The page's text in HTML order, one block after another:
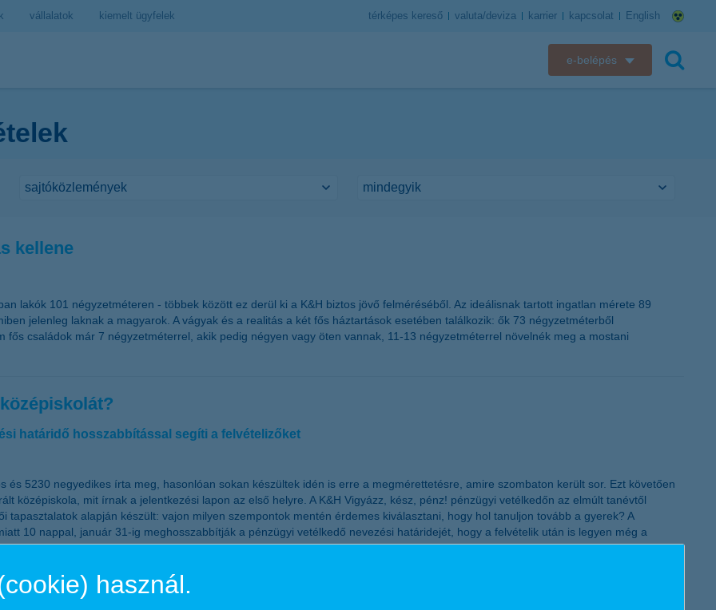
vállalatok kiemelt ügyfelek térképes kereső valuta/deviza karrier kapcsolat English
e-belépés
K&H e-kártyafelület
kellene
lakók 101 négyzetméteren - többek között ez derül ki a K&H biztos jövő felméréséből. Az ideálisnak tartott ingatlan mérete 89
jelenleg laknak a magyarok. A vágyak és a realitás a két fős háztartások esetében találkozik: ők 73 négyzetméterből
családok már 7 négyzetméterrel, akik pedig négyen vagy öten vannak, 11-13 négyzetméterrel növelnék meg a mostani
határidő hosszabbítással segíti a felvételizőket
és 5230 negyedikes írta meg, hasonlóan sokan készültek idén is erre a megmérettetésre, amire szombaton került sor. Ezt követően
középiskola, mit írnak a jelentkezési lapon az első helyre. A K&H Vigyázz, kész, pénz! pénzügyi vetélkedőn az elmúlt tanévtől
tapasztalatok alapján készült: vajon milyen szempontok mentén érdemes kiválasztani, hogy hol tanuljon tovább a gyerek? A
10 nappal, január 31-ig meghosszabbítják a pénzügyi vetélkedő nevezési határidejét, hogy a felvételik után is legyen még a
használ.